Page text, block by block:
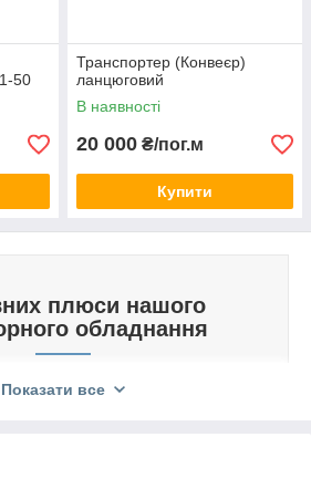
безперервного транспортування
офіційна гарантія та
сервіс від виробника.
Всі супроводжуються гарантією
50
Транспортер (Конвеєр)
ланцюговий
В наявності
20 000 ₴/пог.м
Купити
плюси нашого
обладнання
Показати все